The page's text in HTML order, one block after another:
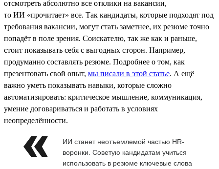
отсмотреть абсолютно все отклики на вакансии,
то ИИ «прочитает» все. Так кандидаты, которые подходят под
требования вакансии, могут стать заметнее, их резюме точно
попадёт в поле зрения. Соискателю, так же как и раньше,
стоит показывать себя с выгодных сторон. Например,
продуманно составлять резюме. Подробнее о том, как
презентовать свой опыт, мы писали в этой статье. А ещё
важно уметь показывать навыки, которые сложно
автоматизировать: критическое мышление, коммуникация,
умение договариваться и работать в условиях
неопределённости.
ИИ станет неотъемлемой частью HR-
воронки. Советую кандидатам учиться
использовать в резюме ключевые слова